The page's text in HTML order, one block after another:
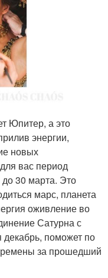
Юпитер, а это
энергии,
новых
вас период
30 марта. Это
марс, планета
оживление во
Сатурна с
поможет по
за прошедший